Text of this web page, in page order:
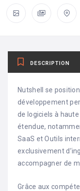
DESCRIPTION
Nutshell se
développement
de logiciels à
étendue,
SaaS et Outils
exclusivement
accompagner de
Grâce aux